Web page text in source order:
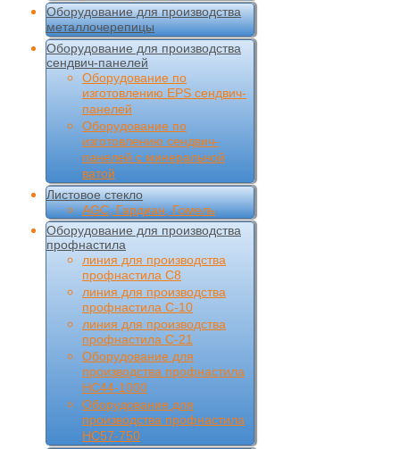
Оборудование для производства
металлочерепицы
Оборудование для производства
сендвич-панелей
Оборудование по
изготовлению EPS сендвич-
панелей
Оборудование по
изготовлению сендвич-
панелей с минеральной
ватой
Листовое стекло
AGC, Гардиан, Гомель
Оборудование для производства
профнастила
линия для производства
профнастила С8
линия для производства
профнастила С-10
линия для производства
профнастила С-21
Оборудование для
производства профнастила
НС44-1000
Оборудование для
производства профнастила
НС57-750